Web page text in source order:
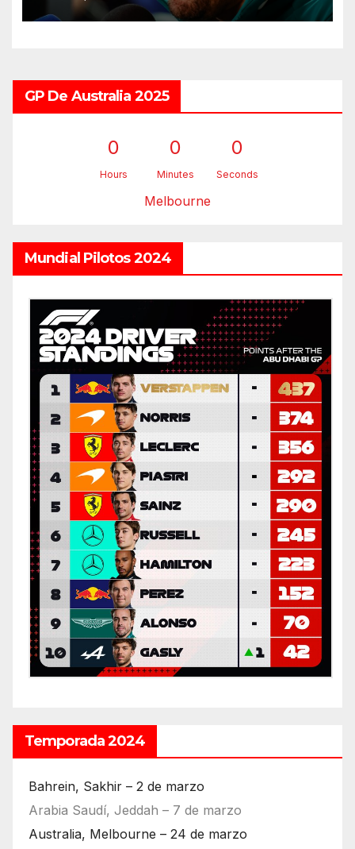
GP De Australia 2025
0
Hours
0
Minutes
0
Seconds
Melbourne
Mundial Pilotos 2024
Temporada 2024
Bahrein, Sakhir – 2 de marzo
Arabia Saudí, Jeddah – 7 de marzo
Australia, Melbourne – 24 de marzo